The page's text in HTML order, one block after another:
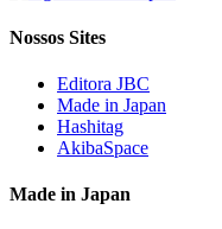
Nossos Sites
Editora JBC
Made in Japan
Hashitag
AkibaSpace
Made in Japan